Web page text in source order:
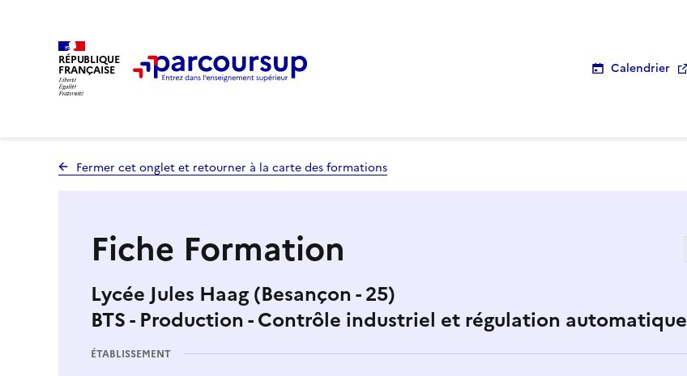
RÉPUBLIQUE
FRANÇAISE Calendrier
Fermer cet onglet et retourner à la carte des formations
Fiche Formation
Lycée Jules Haag (Besançon - 25)
BTS - Production - Contrôle industriel et régulation automatique
ÉTABLISSEMENT